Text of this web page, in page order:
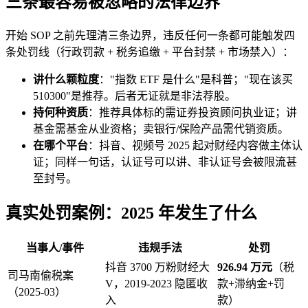
开始 SOP 之前先理清三条边界，违反任何一条都可能触发四
条处罚线（行政罚款 + 税务追缴 + 平台封禁 + 市场禁入）：
讲什么颗粒度："指数 ETF 是什么"是科普；"现在该买
510300"是推荐。后者无证就是非法荐股。
持何种资质：推荐具体标的需证券投资顾问执业证；讲
基金需基金从业资格；卖银行/保险产品需代销资质。
在哪个平台：抖音、视频号 2025 起对财经内容做主体认
证；同样一句话，认证号可以讲、非认证号会被限流甚
至封号。
真实处罚案例：2025 年发生了什么
当事人/事件 违规手法 处罚
司马南偷税案
（2025-03）
抖音 3700 万粉财经大
V，2019-2023 隐匿收
入
926.94 万元 （税
款+滞纳金+罚
款）